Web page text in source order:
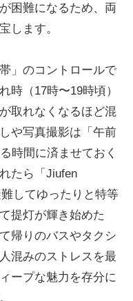
困難になるため、両
します。
」のコントロールで
時（17時〜19時頃）
取れなくなるほど混
や写真撮影は「午前
時間に済ませておく
たら「Jiufen
してゆったりと特等
提灯が輝き始めた
帰りのバスやタクシ
混みのストレスを最
ープな魅力を存分に